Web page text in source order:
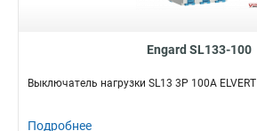
Engard SL133-100
Выключатель нагрузки SL13 3Р 100А ELVERT
Подробнее